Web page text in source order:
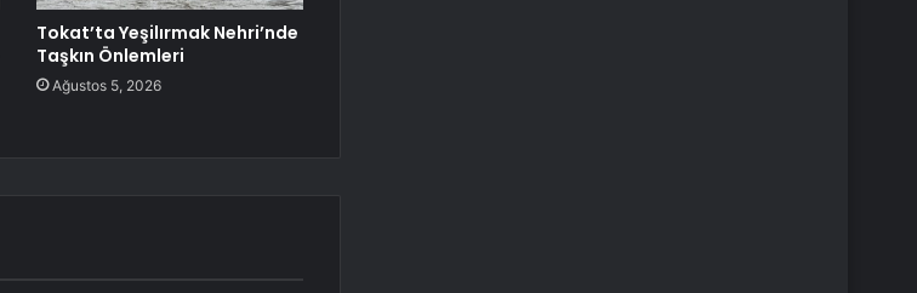
Tokat’ta Yeşilırmak Nehri’nde
Taşkın Önlemleri
Ağustos 5, 2026